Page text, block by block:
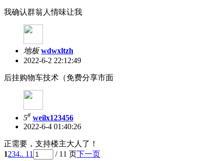
我确认群翁人情味让我
地板 wdwxltzh
2022-6-2 22:12:49
后挂购物车技术（免费分享市面
5# weilx123456
2022-6-4 01:40:26
正需要，支持楼主大人了！
1234.. 11 / 11 页下一页